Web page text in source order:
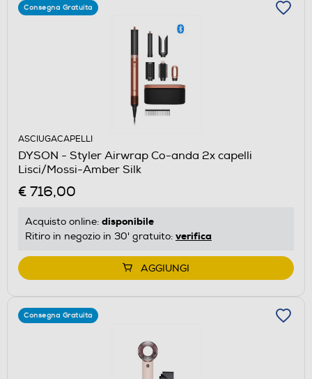
Consegna Gratuita
ASCIUGACAPELLI
DYSON - Styler Airwrap Co-anda 2x capelli
Lisci/Mossi-Amber Silk
€ 716,00
Acquisto online: disponibile
Ritiro in negozio in 30' gratuito: verifica
AGGIUNGI
Consegna Gratuita